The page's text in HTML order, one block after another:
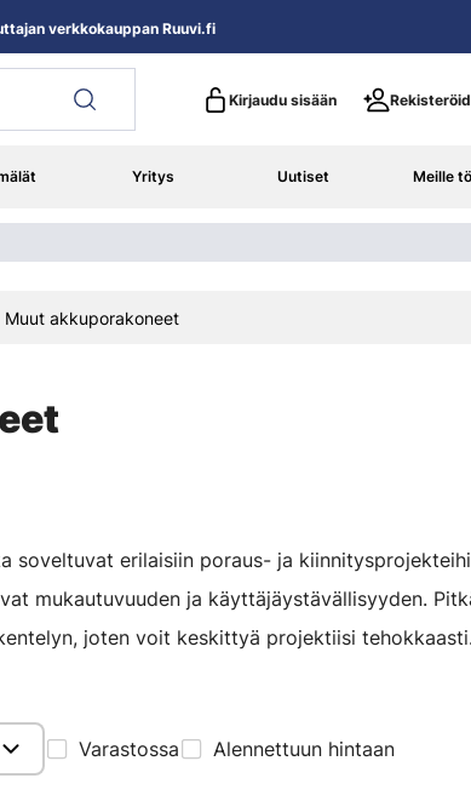
Kirjaudu sisään
Yritys Uutiset Meille
verkkokauppan Ruuvi.fi
Muut akkuporakoneet
soveltuvat erilaisiin poraus- ja
mukautuvuuden ja käyttäjäystävällisyyden.
joten voit keskittyä projektiisi tehokkaasti.
Varastossa Alennettuun hintaan